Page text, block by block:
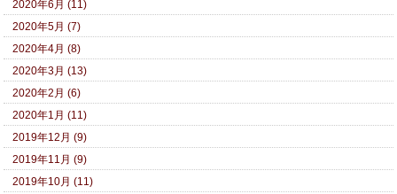
2020年6月 (11)
2020年5月 (7)
2020年4月 (8)
2020年3月 (13)
2020年2月 (6)
2020年1月 (11)
2019年12月 (9)
2019年11月 (9)
2019年10月 (11)